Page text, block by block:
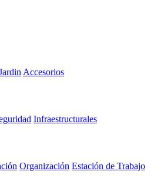
Accesorios
Infraestructurales
Organización Estación de Trabajo